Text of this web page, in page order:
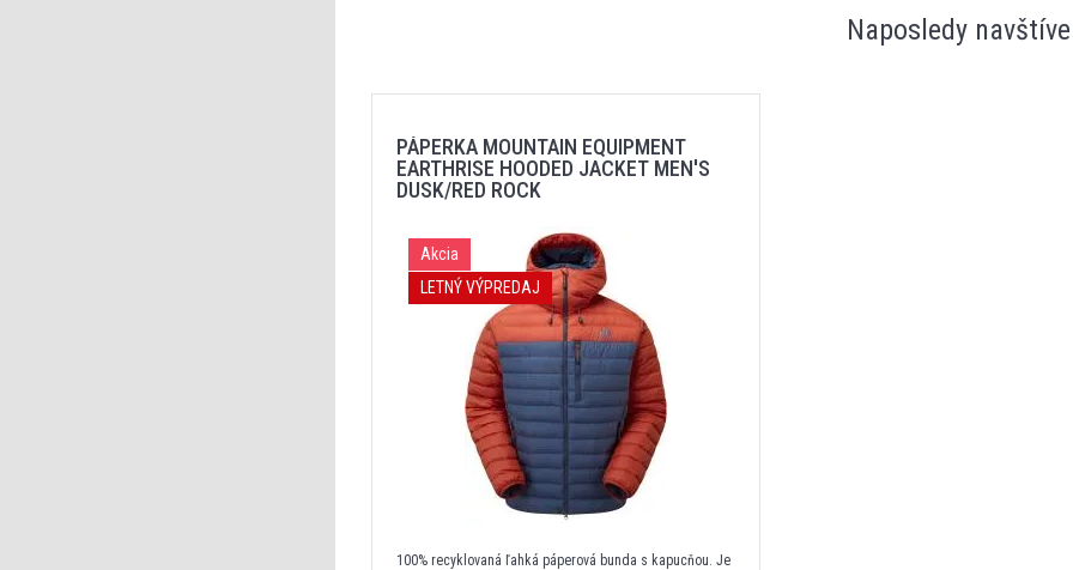
Naposledy
PÁPERKA MOUNTAIN EQUIPMENT
EARTHRISE HOODED JACKET MEN'S
DUSK/RED ROCK
Akcia
LETNÝ VÝPREDAJ
100% recyklovaná ľahká páperová bunda s kapucňou. Je